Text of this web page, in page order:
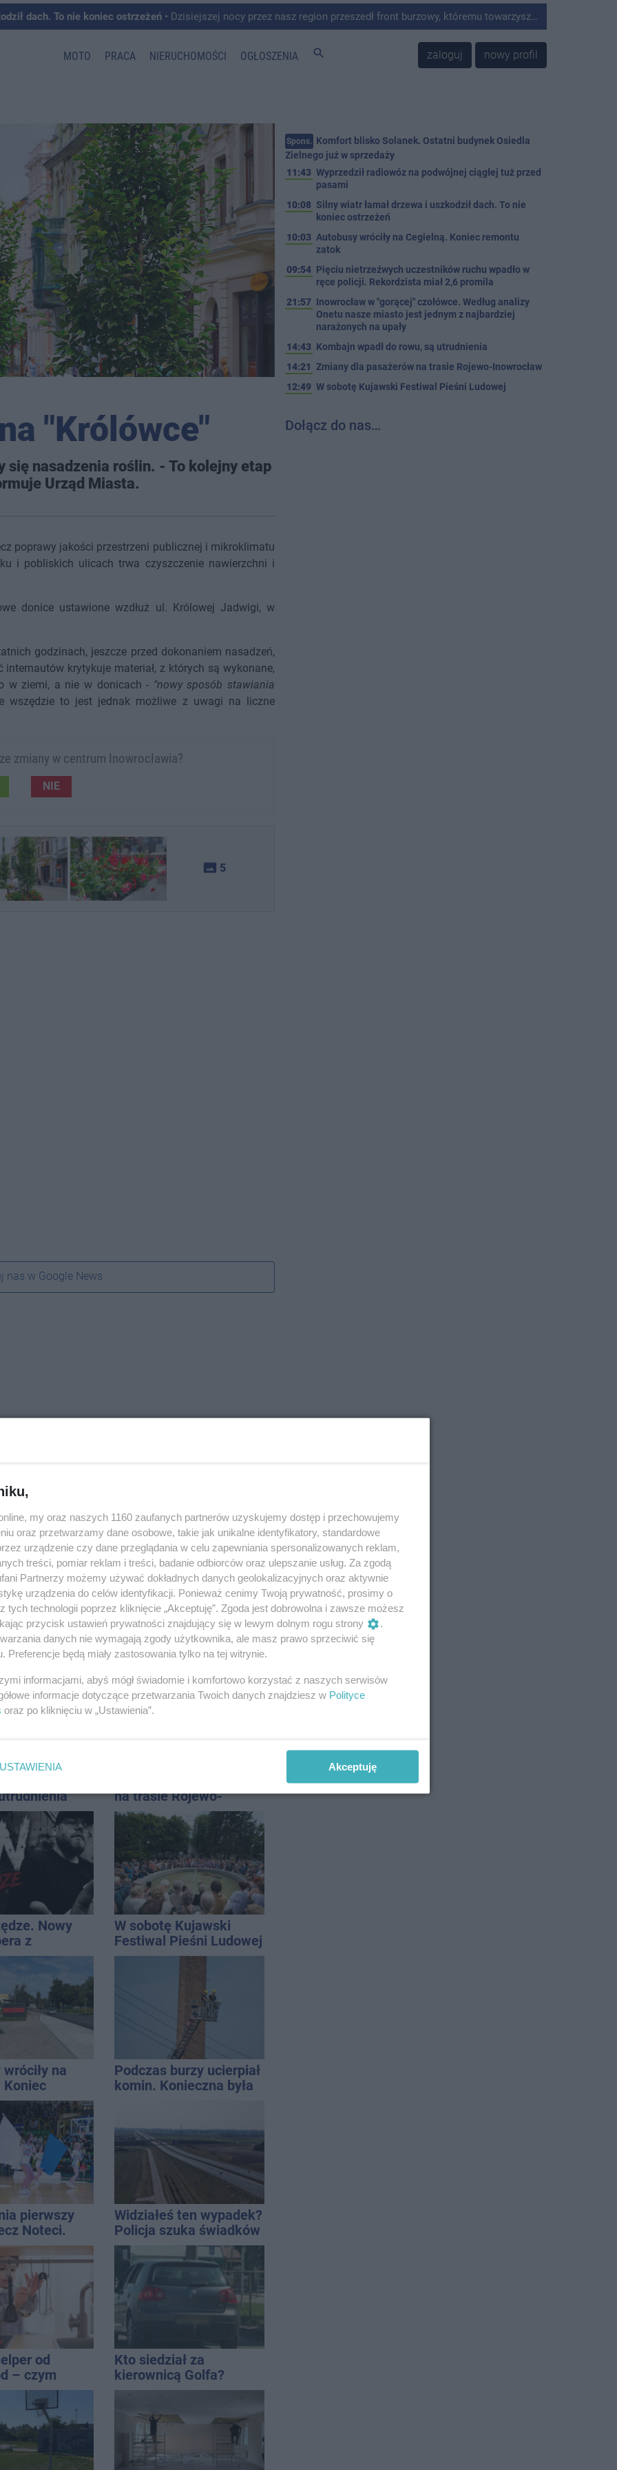
dach. To nie koniec ostrzeżeń • Dzisiejszej nocy przez nasz region przeszedł front burzowy, któremu towarzyszyły intensywne opady deszczu oraz silny wiatr. W wyniku niekorzystnych warunków atmosferycznych strażacy z terenu powiatu interweniowali 13 razy.
MOTO PRACA NIERUCHOMOŚCI OGŁOSZENIA search zaloguj nowy profil
"Królówce"
się nasadzenia roślin. - To kolejny etap
Urząd Miasta.
poprawy jakości przestrzeni publicznej i mikroklimatu
i pobliskich ulicach trwa czyszczenie nawierzchni i
donice ustawione wzdłuż ul. Królowej Jadwigi, w
godzinach, jeszcze przed dokonaniem nasadzeń,
krytykuje materiał, z których są wykonane,
w ziemi, a nie w donicach - "nowy sposób stawiania
wszędzie to jest jednak możliwe z uwagi na liczne
zmiany w centrum Inowrocławia?
NIE
photo_size_select_actual 5
nas w Google News
burze.
nad
Połowa wakacji na
drogach. Policja
do
na trasie Rojewo-
Inowrocław
Nowy
z
przeciwko
W sobotę Kujawski
Festiwal Pieśni Ludowej
na
Koniec
Podczas burzy ucierpiał
komin. Konieczna była
pierwszy
Noteci.
terminarz
Widziałeś ten wypadek?
Policja szuka świadków
od
– czym
na tle
Kto siedział za
kierownicą Golfa?
Kierowca zbiegł po
Spons. Komfort blisko Solanek. Ostatni budynek Osiedla
Zielnego już w sprzedaży
11:43 Wyprzedził radiowóz na podwójnej ciągłej tuż przed
pasami
10:08 Silny wiatr łamał drzewa i uszkodził dach. To nie
koniec ostrzeżeń
10:03 Autobusy wróciły na Cegielną. Koniec remontu
zatok
09:54 Pięciu nietrzeźwych uczestników ruchu wpadło w
ręce policji. Rekordzista miał 2,6 promila
21:57 Inowrocław w "gorącej" czołówce. Według analizy
Onetu nasze miasto jest jednym z najbardziej
narażonych na upały
14:43 Kombajn wpadł do rowu, są utrudnienia
14:21 Zmiany dla pasażerów na trasie Rojewo-Inowrocław
12:49 W sobotę Kujawski Festiwal Pieśni Ludowej
Dołącz do nas…
my oraz naszych 1160 zaufanych partnerów uzyskujemy dostęp i przechowujemy
oraz przetwarzamy dane osobowe, takie jak unikalne identyfikatory, standardowe
urządzenie czy dane przeglądania w celu zapewniania spersonalizowanych reklam,
treści, pomiar reklam i treści, badanie odbiorców oraz ulepszanie usług. Za zgodą
Partnerzy możemy używać dokładnych danych geolokalizacyjnych oraz aktywnie
urządzenia do celów identyfikacji. Ponieważ cenimy Twoją prywatność, prosimy o
tych technologii poprzez kliknięcie „Akceptuję”. Zgoda jest dobrowolna i zawsze możesz
przycisk ustawień prywatności znajdujący się w lewym dolnym rogu strony
.
danych nie wymagają zgody użytkownika, ale masz prawo sprzeciwić się
Preferencje będą miały zastosowania tylko na tej witrynie.
informacjami, abyś mógł świadomie i komfortowo korzystać z naszych serwisów
informacje dotyczące przetwarzania Twoich danych znajdziesz w Polityce
oraz po kliknięciu w „Ustawienia”.
USTAWIENIA Akceptuję